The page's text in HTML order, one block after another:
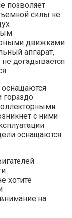
позволяет
силы не
движками
аппарат,
догадывается
гораздо
с ними
оснащаются
хотите
на